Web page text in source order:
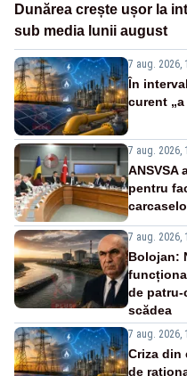
Dunărea crește ușor la
sub media lunii august
7 aug. 2026,
În
curent
7 aug. 2026,
ANSVSA
pentru
7 aug. 2026,
Bolojan:
de
scădea
7 aug. 2026,
Criza din
de